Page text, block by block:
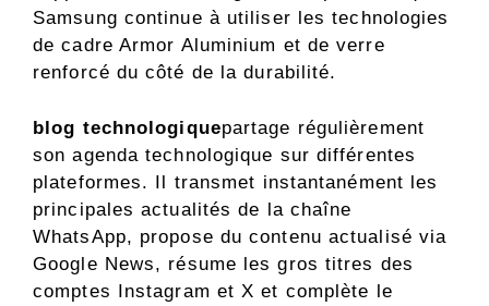
Samsung continue à utiliser les technologies
de cadre Armor Aluminium et de verre
renforcé du côté de la durabilité.
blog technologiquepartage régulièrement
son agenda technologique sur différentes
plateformes. Il transmet instantanément les
principales actualités de la chaîne
WhatsApp, propose du contenu actualisé via
Google News, résume les gros titres des
comptes Instagram et X et complète le